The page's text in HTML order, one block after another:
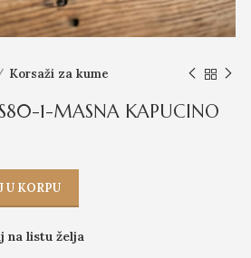
Korsaži za kume
1-MASNA KAPUCINO
U KORPU
na listu želja